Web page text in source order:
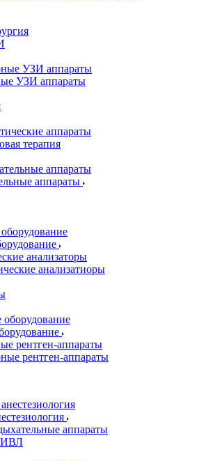
УЗИ аппараты
УЗИ аппараты
аппараты
терапия
аппараты
анализаторы
анализатиоры
рентген-аппараты
рентген-аппараты
аппараты
ИВЛ